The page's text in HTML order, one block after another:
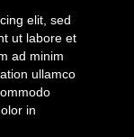
elit, sed
ut labore et
ad minim
ullamco
in